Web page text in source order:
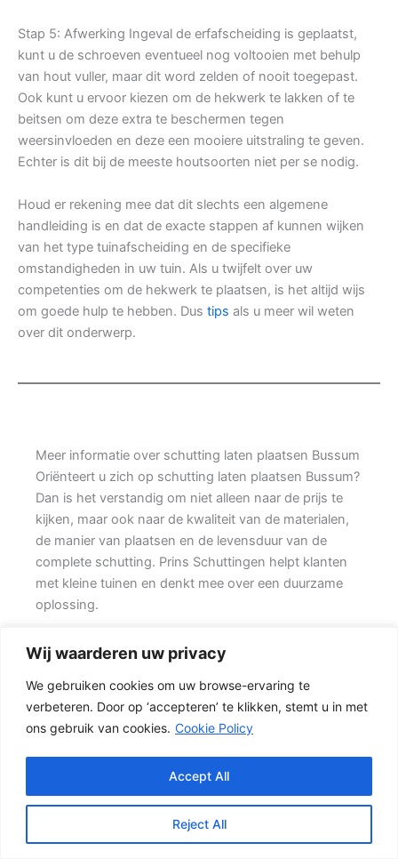
Wij waarderen uw privacy
We gebruiken cookies om uw browse-ervaring te
verbeteren. Door op ‘accepteren’ te klikken, stemt u in met
ons gebruik van cookies. Cookie Policy
Reject All
Accept All
Stap 5: Afwerking Ingeval de erfafscheiding is geplaatst,
kunt u de schroeven eventueel nog voltooien met behulp
van hout vuller, maar dit word zelden of nooit toegepast.
Ook kunt u ervoor kiezen om de hekwerk te lakken of te
beitsen om deze extra te beschermen tegen
weersinvloeden en deze een mooiere uitstraling te geven.
Echter is dit bij de meeste houtsoorten niet per se nodig.
Houd er rekening mee dat dit slechts een algemene
handleiding is en dat de exacte stappen af kunnen wijken
van het type tuinafscheiding en de specifieke
omstandigheden in uw tuin. Als u twijfelt over uw
competenties om de hekwerk te plaatsen, is het altijd wijs
om goede hulp te hebben. Dus tips als u meer wil weten
over dit onderwerp.
Meer informatie over schutting laten plaatsen Bussum
Oriënteert u zich op schutting laten plaatsen Bussum?
Dan is het verstandig om niet alleen naar de prijs te
kijken, maar ook naar de kwaliteit van de materialen,
de manier van plaatsen en de levensduur van de
complete schutting. Prins Schuttingen helpt klanten
met kleine tuinen en denkt mee over een duurzame
oplossing.
Een nette tuinafscheiding vraagt om meer dan alleen
een paar schermen en palen. Wilt u vooral privacy,
dan is een dichte schutting meestal de beste keuze.
Ook de ondergrond, de lengte van de schutting en de
aanwezigheid van poorten of hoeken hebben invloed
op de beste oplossing.
Schutting kiezen op basis van uitstraling en gebruik
Een hout-beton schutting is populair omdat deze